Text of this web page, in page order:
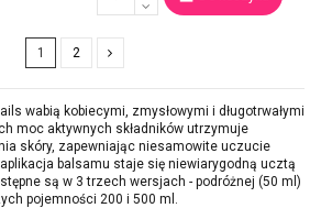
1 2
wabią kobiecymi, zmysłowymi i długotrwałymi
moc aktywnych składników utrzymuje
skóry, zapewniając niesamowite uczucie
balsamu staje się niewiarygodną ucztą
są w 3 trzech wersjach - podróżnej (50 ml)
pojemności 200 i 500 ml.